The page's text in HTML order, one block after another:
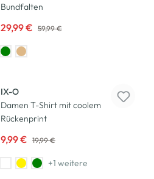
Bundfalten
29,99 € 59,99 €
IX-O
Damen T-Shirt mit coolem
Rückenprint
9,99 € 19,99 €
+1 weitere